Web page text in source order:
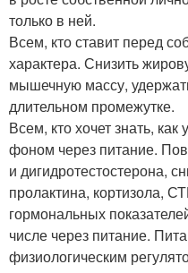
только в ней.
Всем, кто ставит перед
характера. Снизить
мышечную массу,
длительном промежутке.
Всем, кто хочет знать,
фоном через питание.
и дигидротестостерона,
пролактина, кортизола,
гормональных
числе через питание.
физиологическим